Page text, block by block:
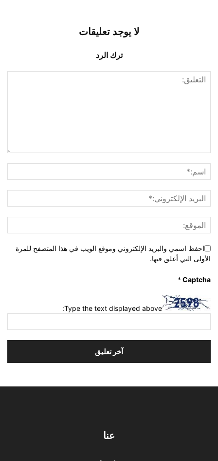
لا يوجد تعليقات
ترك الرد
احفظ اسمي والبريد الإلكتروني وموقع الويب في هذا المتصفح للمرة
الأولى التي أعلق فيها.
Captcha
*
Type the text displayed above:
عنا